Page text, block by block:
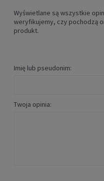
Wyświetlane są wszystkie
weryfikujemy, czy pochodzą
produkt.
Imię lub pseudonim:
Twoja opinia: